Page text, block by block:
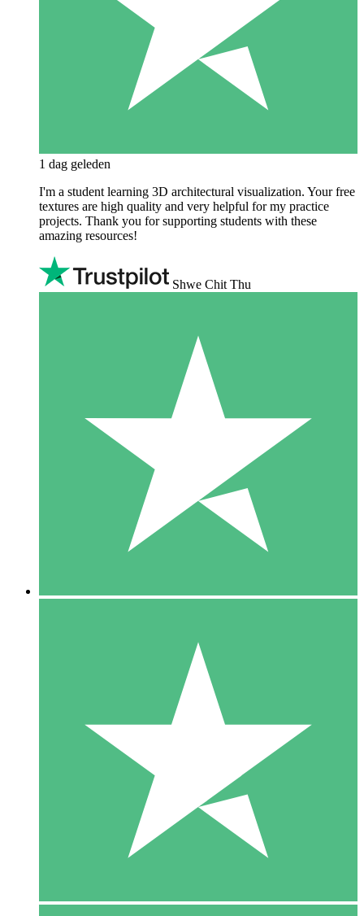
1 dag geleden
I'm a student learning 3D architectural visualization. Your free
textures are high quality and very helpful for my practice
projects. Thank you for supporting students with these
amazing resources!
Shwe Chit Thu